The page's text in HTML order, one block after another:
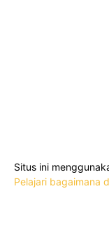
Situs ini
Pelajari bagaimana